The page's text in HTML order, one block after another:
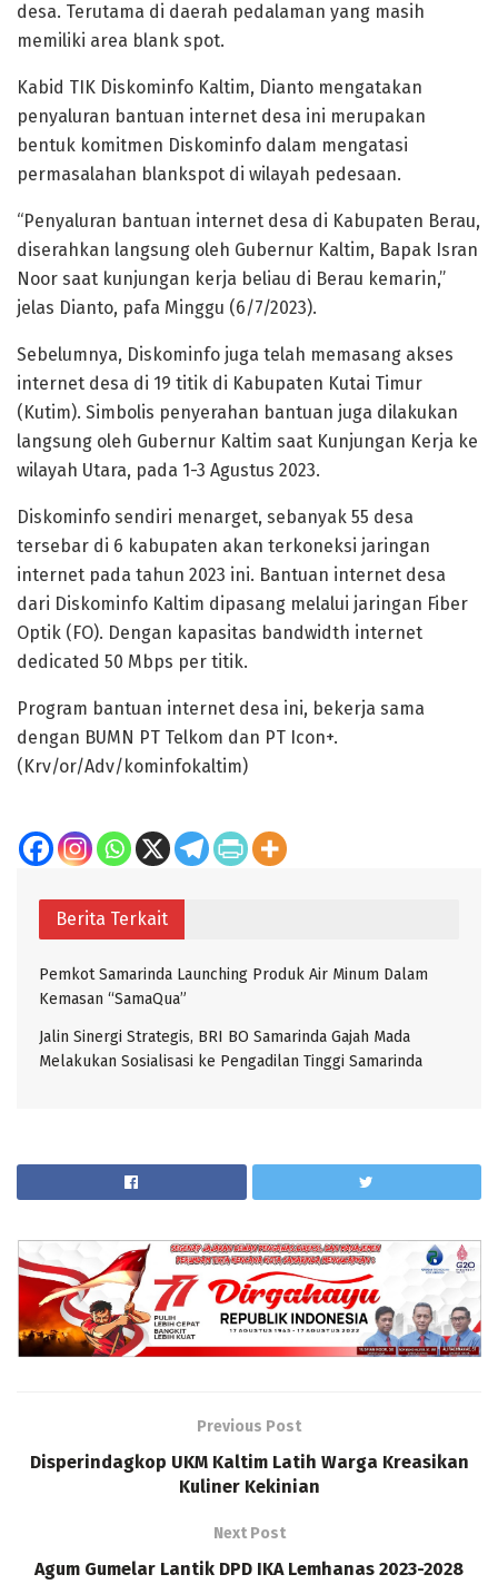
desa. Terutama di daerah pedalaman yang masih
memiliki area blank spot.
Kabid TIK Diskominfo Kaltim, Dianto mengatakan
penyaluran bantuan internet desa ini merupakan
bentuk komitmen Diskominfo dalam mengatasi
permasalahan blankspot di wilayah pedesaan.
“Penyaluran bantuan internet desa di Kabupaten Berau,
diserahkan langsung oleh Gubernur Kaltim, Bapak Isran
Noor saat kunjungan kerja beliau di Berau kemarin,”
jelas Dianto, pafa Minggu (6/7/2023).
Sebelumnya, Diskominfo juga telah memasang akses
internet desa di 19 titik di Kabupaten Kutai Timur
(Kutim). Simbolis penyerahan bantuan juga dilakukan
langsung oleh Gubernur Kaltim saat Kunjungan Kerja ke
wilayah Utara, pada 1-3 Agustus 2023.
Diskominfo sendiri menarget, sebanyak 55 desa
tersebar di 6 kabupaten akan terkoneksi jaringan
internet pada tahun 2023 ini. Bantuan internet desa
dari Diskominfo Kaltim dipasang melalui jaringan Fiber
Optik (FO). Dengan kapasitas bandwidth internet
dedicated 50 Mbps per titik.
Program bantuan internet desa ini, bekerja sama
dengan BUMN PT Telkom dan PT Icon+.
(Krv/or/Adv/kominfokaltim)
Berita Terkait
Pemkot Samarinda Launching Produk Air Minum Dalam
Kemasan “SamaQua”
Jalin Sinergi Strategis, BRI BO Samarinda Gajah Mada
Melakukan Sosialisasi ke Pengadilan Tinggi Samarinda
Previous Post
Disperindagkop UKM Kaltim Latih Warga Kreasikan
Kuliner Kekinian
Next Post
Agum Gumelar Lantik DPD IKA Lemhanas 2023-2028